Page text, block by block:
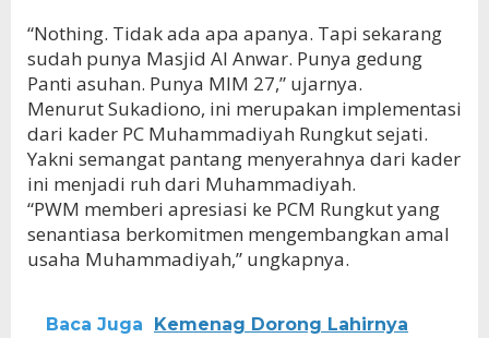
“Nothing. Tidak ada apa apanya. Tapi sekarang
sudah punya Masjid Al Anwar. Punya gedung
Panti asuhan. Punya MIM 27,” ujarnya.
Menurut Sukadiono, ini merupakan implementasi
dari kader PC Muhammadiyah Rungkut sejati.
Yakni semangat pantang menyerahnya dari kader
ini menjadi ruh dari Muhammadiyah.
“PWM memberi apresiasi ke PCM Rungkut yang
senantiasa berkomitmen mengembangkan amal
usaha Muhammadiyah,” ungkapnya.
Baca Juga
Kemenag Dorong Lahirnya